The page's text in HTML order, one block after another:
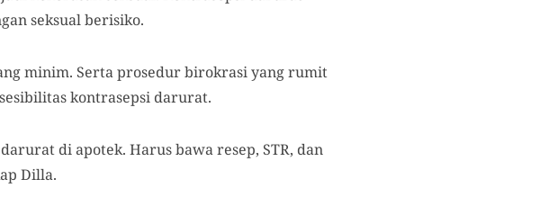
seksual berisiko.
minim. Serta prosedur birokrasi yang rumit
kontrasepsi darurat.
di apotek. Harus bawa resep, STR, dan
Dilla.